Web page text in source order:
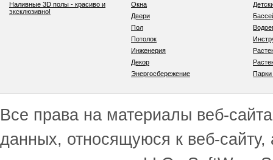
Наливные 3D полы - красиво и
эксклюзивно!
Окна
Двери
Пол
Потолок
Инженерия
Декор
Энергосбережение
Все права на материалы веб-
данных, относящуюся к веб-